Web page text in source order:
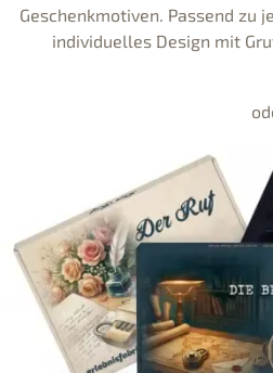
Geschenkmotiven. Passend zu
individuelles Design mit